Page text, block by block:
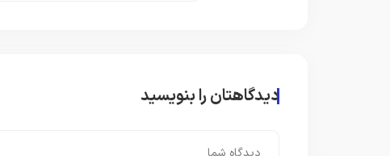
دیدگاهتان را بنویسید